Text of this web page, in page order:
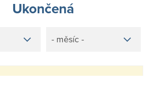
Ukončená
- měsíc -